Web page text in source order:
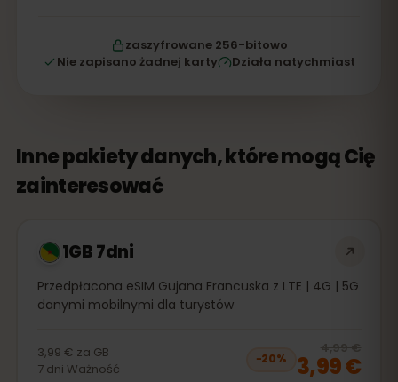
zaszyfrowane 256-bitowo
Nie zapisano żadnej karty
Działa natychmiast
Inne pakiety danych, które mogą Cię
zainteresować
1GB 7dni
Przedpłacona eSIM Gujana Francuska z LTE | 4G | 5G
danymi mobilnymi dla turystów
3,99 € za GB
7 dni Ważność
−20%
4,99 €
3,99 €